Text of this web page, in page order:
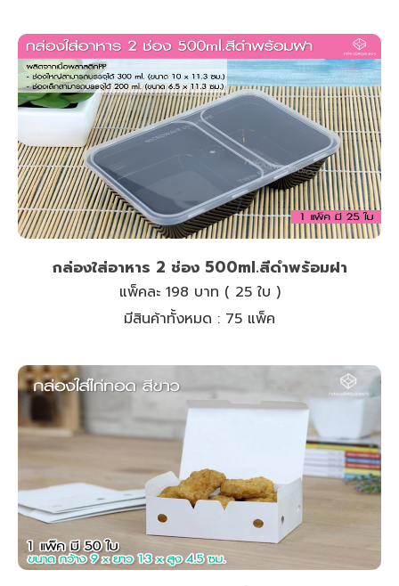
กล่องใส่อาหาร 2 ช่อง 500ml.สีดำพร้อมฝา
แพ็คละ 198 บาท ( 25 ใบ )
มีสินค้าทั้งหมด : 75 แพ็ค